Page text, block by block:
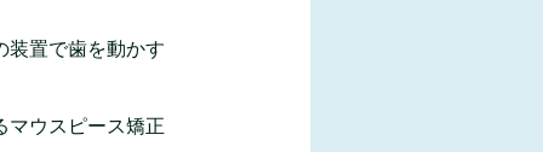
装置で歯を動かす
マウスピース矯正